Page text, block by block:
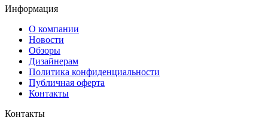
Информация
О компании
Новости
Обзоры
Дизайнерам
Политика конфиденциальности
Публичная оферта
Контакты
Контакты